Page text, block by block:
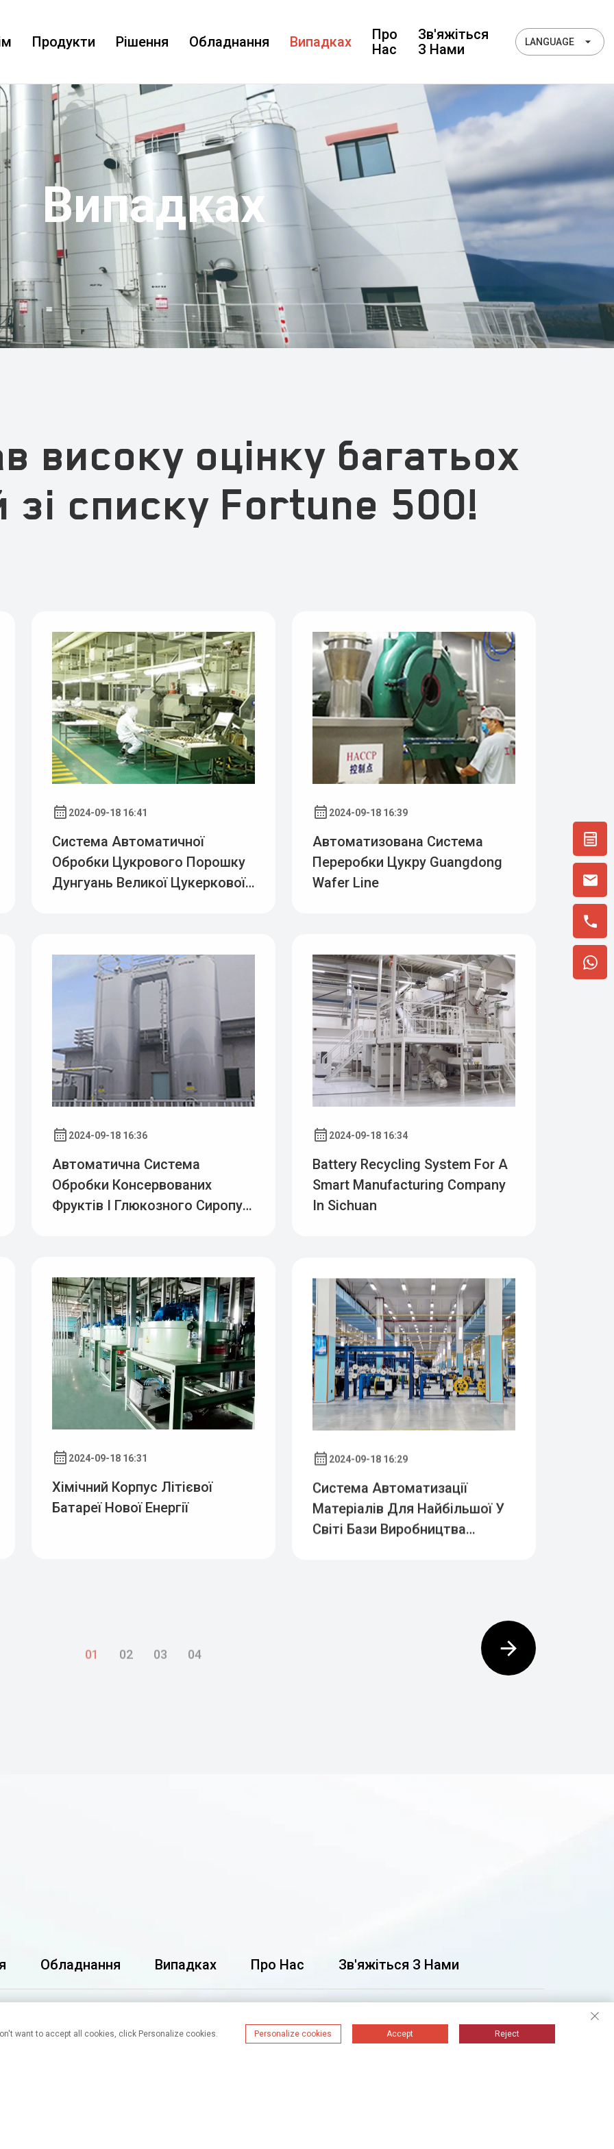
Продукти Рішення Обладнання Випадках
Про
Нас
Зв'яжіться
З Нами
LANGUAGE
Випадках
високу оцінку багатьох
зі списку Fortune 500!
2024-09-18 16:41
Система Автоматичної
Обробки Цукрового Порошку
Дунгуань Великої Цукеркової
2024-09-18 16:39
Автоматизована Система
Переробки Цукру Guangdong
Wafer Line
2024-09-18 16:36
Автоматична Система
Обробки Консервованих
Фруктів І Глюкозного Сиропу
2024-09-18 16:34
Battery Recycling System For A
Smart Manufacturing Company
In Sichuan
2024-09-18 16:31
Хімічний Корпус Літієвої
Батареї Нової Енергії
2024-09-18 16:29
Система Автоматизації
Матеріалів Для Найбільшої У
Світі Бази Виробництва
01 02 03 04
Обладнання Випадках Про Нас Зв'яжіться З Нами
+86 13631706915
Отримуйте свіжі оновлення.
want to accept all cookies, click Personalize cookies. Personalize cookies Accept Reject